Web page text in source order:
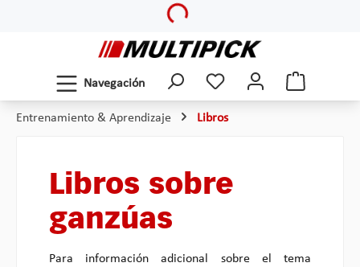
Navegación
Entrenamiento & Aprendizaje Libros
Libros sobre
ganzúas
Para información adicional sobre el tema